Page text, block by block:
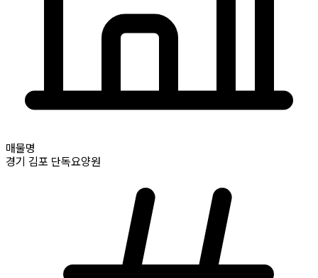
매물명
경기 김포 단독요양원